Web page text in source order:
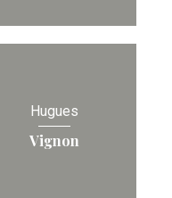
Hugues
Vignon